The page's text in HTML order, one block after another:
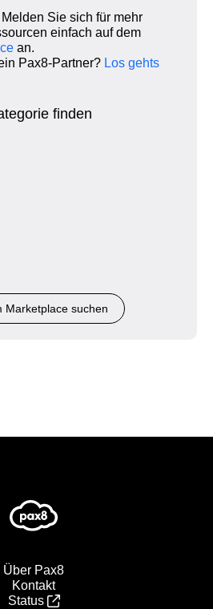
Sie sich für mehr
einfach auf dem
an.
Pax8‑Partner? Los gehts
finden
Marketplace suchen
Über Pax8
Kontakt
Status